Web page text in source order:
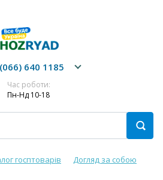
640 1185
Час роботи:
Пн-Нд 10-18
госптоварів
Догляд за собою